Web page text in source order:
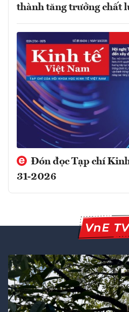
thành tăng trưởng chất
Đón đọc Tạp chí
31-2026